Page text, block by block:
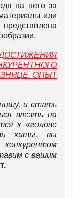
на него за
или
ОПЫТ
и стать
влезть на
к «голове
хиты, вы
с вашим